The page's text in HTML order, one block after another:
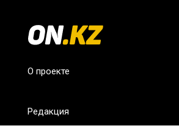
О проекте
Редакция